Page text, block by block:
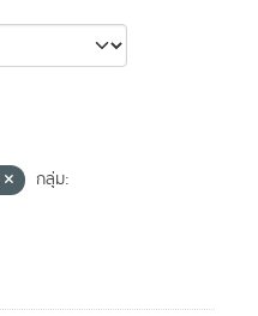
กลุ่ม: